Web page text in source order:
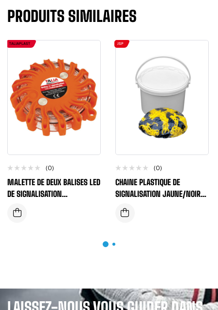
PRODUITS SIMILAIRES
TALIAPLAST
(0)
MALETTE DE DEUX BALISES LED
DE SIGNALISATION
MAGNETIQUES
JSP
(0)
CHAINE PLASTIQUE DE
SIGNALISATION JAUNE/NOIR